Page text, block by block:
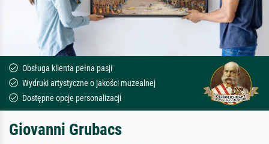
Obsługa klienta pełna pasji
Wydruki artystyczne o jakości muzealnej
Dostępne opcje personalizacji
Giovanni Grubacs